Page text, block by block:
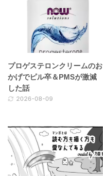
プロゲステロンクリームのお
かげでピル卒＆PMSが激減
した話
2026-08-09